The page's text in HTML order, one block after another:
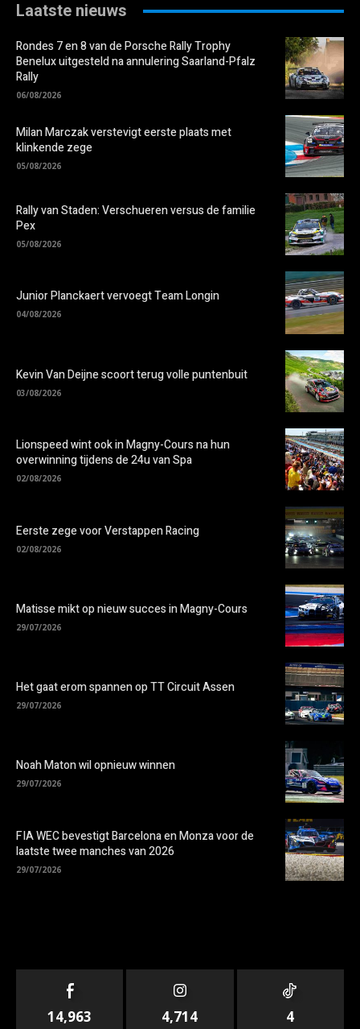
Laatste nieuws
Rondes 7 en 8 van de Porsche Rally Trophy
Benelux uitgesteld na annulering Saarland-Pfalz
Rally
06/08/2026
Milan Marczak verstevigt eerste plaats met
klinkende zege
05/08/2026
Rally van Staden: Verschueren versus de familie
Pex
05/08/2026
Junior Planckaert vervoegt Team Longin
04/08/2026
Kevin Van Deijne scoort terug volle puntenbuit
03/08/2026
Lionspeed wint ook in Magny-Cours na hun
overwinning tijdens de 24u van Spa
02/08/2026
Eerste zege voor Verstappen Racing
02/08/2026
Matisse mikt op nieuw succes in Magny-Cours
29/07/2026
Het gaat erom spannen op TT Circuit Assen
29/07/2026
Noah Maton wil opnieuw winnen
29/07/2026
FIA WEC bevestigt Barcelona en Monza voor de
laatste twee manches van 2026
29/07/2026
14,963 4,714 4